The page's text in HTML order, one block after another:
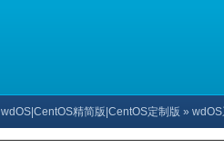
wdOS|CentOS精简版|CentOS定制版 »